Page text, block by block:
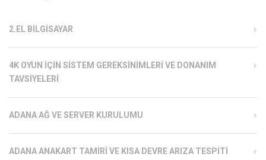
2.EL BILGISAYAR
4K OYUN İÇIN SISTEM GEREKSINIMLERI VE DONANIM
TAVSIYELERI
ADANA AĞ VE SERVER KURULUMU
ADANA ANAKART TAMIRI VE KISA DEVRE ARIZA TESPITI